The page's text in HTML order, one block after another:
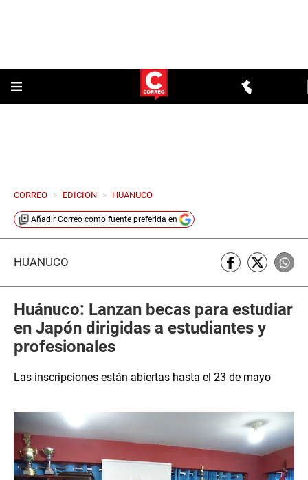
CORREO > EDICION > HUANUCO
Añadir Correo como fuente preferida en
HUÁNUCO
Huánuco: Lanzan becas para estudiar
en Japón dirigidas a estudiantes y
profesionales
Las inscripciones están abiertas hasta el 23 de mayo